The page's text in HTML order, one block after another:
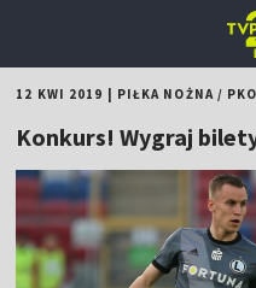
12 KWI 2019 PIŁKA NOŻNA/
Konkurs! Wygraj